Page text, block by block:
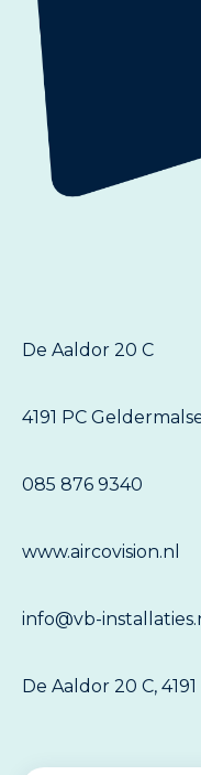
De Aaldor 20 C
4191 PC
085 876 9340
www.aircovision.nl
info@vb-
De Aaldor 20 C,